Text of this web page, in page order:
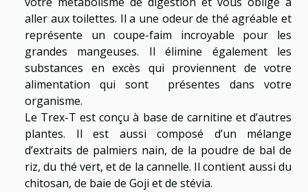
aller aux toilettes. Il a une odeur de thé agréable et
représente un coupe-faim incroyable pour les
grandes mangeuses. Il élimine également les
substances en excès qui proviennent de votre
alimentation qui sont présentes dans votre
organisme.
Le Trex-T est conçu à base de carnitine et d’autres
plantes. Il est aussi composé d’un mélange
d’extraits de palmiers nain, de la poudre de bal de
riz, du thé vert, et de la cannelle. Il contient aussi du
chitosan, de baie de Goji et de stévia.